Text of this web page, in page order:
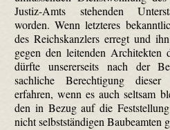
Justiz-Amts stehenden
worden. Wenn letzteres
des Reichskanzlers erregt und
gegen den leitenden Architekten
dürfte unsererseits nach der
sachliche Berechtigung
erfahren, wenn es auch seltsam
den in Bezug auf die
nicht selbstständigen Baubeamten